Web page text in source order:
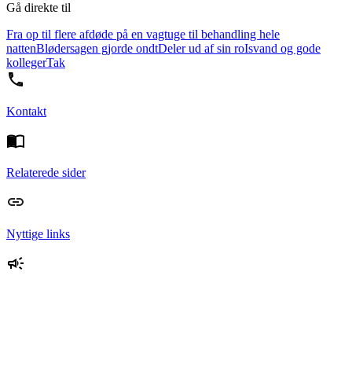
Gå direkte til
Fra op til flere afdøde på en vagtuge til behandling hele
nattenBlødersagen gjorde ondtDeler ud af sin roIsvand og gode
kollegerTak
Kontakt
Relaterede sider
Nyttige links